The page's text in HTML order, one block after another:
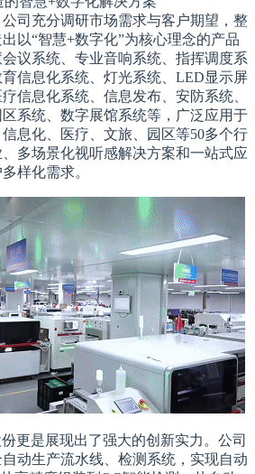
司充分调研市场需求与客户期望，整
以“智慧+数字化”为核心理念的产品
议系统、专业音响系统、指挥调度系
信息化系统、灯光系统、LED显示屏
信息化系统、信息发布、安防系统、
系统、数字展馆系统等，广泛应用于
息化、医疗、文旅、园区等50多个行
多场景化视听感解决方案和一站式应
样化需求。
更是展现出了强大的创新实力。公司
动生产流水线、检测系统，实现自动